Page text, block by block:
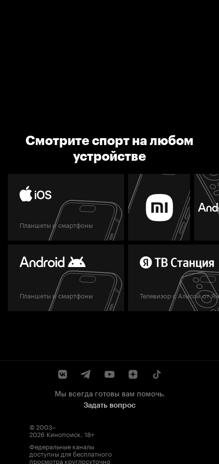
Смотрите спорт на любом
устройстве
Планшеты и смартфоны
Планшеты и смартфоны Телевизор с Алисой от
Мы всегда готовы вам помочь.
Задать вопрос
© 2003–
2026 Кинопоиск. 18+
Федеральные каналы
доступны для бесплатного
просмотра круглосуточно